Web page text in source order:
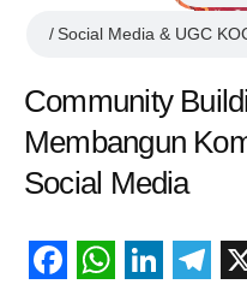
Social Media & UGC
Community
Membangun
Social Media